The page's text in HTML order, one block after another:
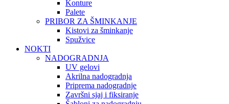
Konture
Palete
PRIBOR ZA ŠMINKANJE
Kistovi za šminkanje
Spužvice
NOKTI
NADOGRADNJA
UV gelovi
Akrilna nadogradnja
Priprema nadogradnje
Završni sjaj i fiksiranje